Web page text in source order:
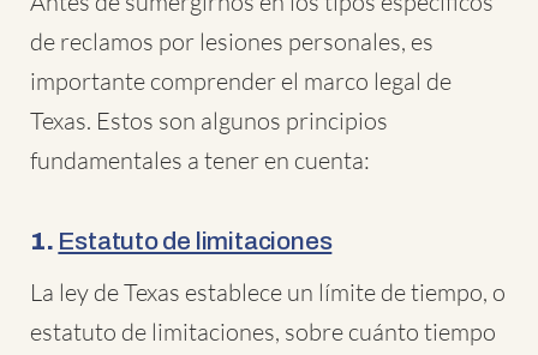
de reclamos por lesiones personales, es
importante comprender el marco legal de
Texas. Estos son algunos principios
fundamentales a tener en cuenta:
1. Estatuto de limitaciones
La ley de Texas establece un límite de tiempo, o
estatuto de limitaciones, sobre cuánto tiempo